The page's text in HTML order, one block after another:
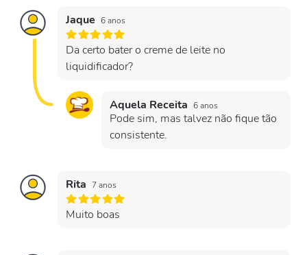
Jaque 6 anos
Da certo bater o creme de leite no
liquidificador?
Aquela Receita 6 anos
Pode sim, mas talvez não fique tão
consistente.
Rita 7 anos
Muito boas